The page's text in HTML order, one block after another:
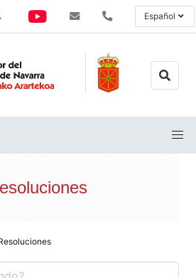
Español